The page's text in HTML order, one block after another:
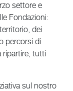
settore e
Fondazioni:
dei
percorsi di
ripartire, tutti
sul nostro